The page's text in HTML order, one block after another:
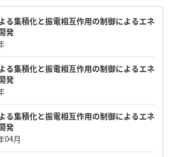
る集積化と振電相互作用の制御によるエネ
発
る集積化と振電相互作用の制御によるエネ
発
る集積化と振電相互作用の制御によるエネ
発
04月